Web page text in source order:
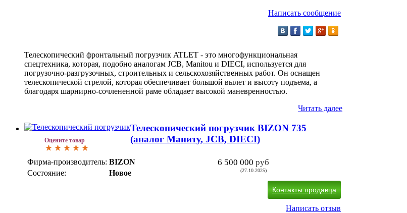
Написать сообщение
Телескопический фронтальный погрузчик ATLET - это многофункциональная
спецтехника, которая, подобно аналогам JCB, Manitou и DIECI, используется для
погрузочно-разгрузочных, строительных и сельскохозяйственных работ. Он оснащен
телескопической стрелой, которая обеспечивает большой вылет и высоту подъема, а
благодаря шарнирно-сочлененной раме обладает высокой маневренностью.
Читать далее
Оцените товар
Телескопический погрузчик BIZON 735
(аналог Маниту, JCB, DIECI)
Фирма-производитель: BIZON
Состояние:
Новое
6 500 000 руб
(27.10.2025)
Контакты продавца
Написать отзыв